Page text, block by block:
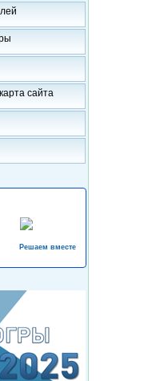
сайта
Решаем вместе